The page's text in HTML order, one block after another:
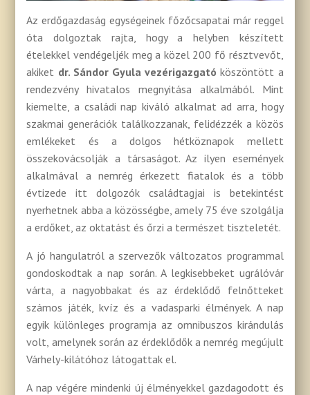
Az erdőgazdaság egységeinek főzőcsapatai már reggel
óta dolgoztak rajta, hogy a helyben készített
ételekkel vendégeljék meg a közel 200 fő résztvevőt,
akiket dr. Sándor Gyula vezérigazgató köszöntött a
rendezvény hivatalos megnyitása alkalmából. Mint
kiemelte, a családi nap kiváló alkalmat ad arra, hogy
szakmai generációk találkozzanak, felidézzék a közös
emlékeket és a dolgos hétköznapok mellett
összekovácsolják a társaságot. Az ilyen események
alkalmával a nemrég érkezett fiatalok és a több
évtizede itt dolgozók családtagjai is betekintést
nyerhetnek abba a közösségbe, amely 75 éve szolgálja
a erdőket, az oktatást és őrzi a természet tiszteletét.
A jó hangulatról a szervezők változatos programmal
gondoskodtak a nap során. A legkisebbeket ugrálóvár
várta, a nagyobbakat és az érdeklődő felnőtteket
számos játék, kvíz és a vadasparki élmények. A nap
egyik különleges programja az omnibuszos kirándulás
volt, amelynek során az érdeklődők a nemrég megújult
Várhely-kilátóhoz látogattak el.
A nap végére mindenki új élményekkel gazdagodott és